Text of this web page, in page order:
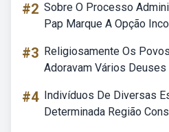
#2 Sobre O Processo
Pap Marque A Opção
#3 Religiosamente Os
Adoravam Vários Deuses
#4 Indivíduos De Diversas
Determinada Região